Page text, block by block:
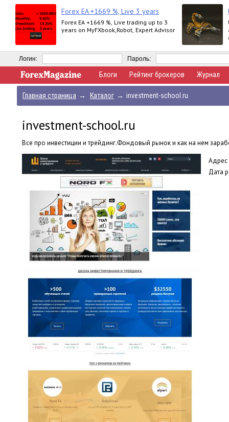
Forex EA +1669 %, Live 3 years
Forex EA +1669 %, Live trading up to 3
years on MyFXbook,Robot, Expert Advisor
Логин: Пароль:
Блоги Рейтинг брокеров Журнал
Главная страница → Каталог → investment-school.ru
investment-school.ru
Все про инвестиции и трейдинг.Фондовый рынок и как на нем
Адрес
Дата